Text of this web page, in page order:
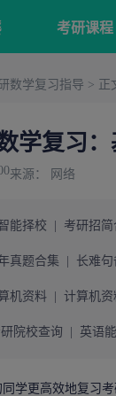
考研课程
数学复习指导 > 正
学复习
来源： 网络
能择校 考研招简
真题合集 长难句
机资料 计算机资
院校查询 英语
同学更高效地复习